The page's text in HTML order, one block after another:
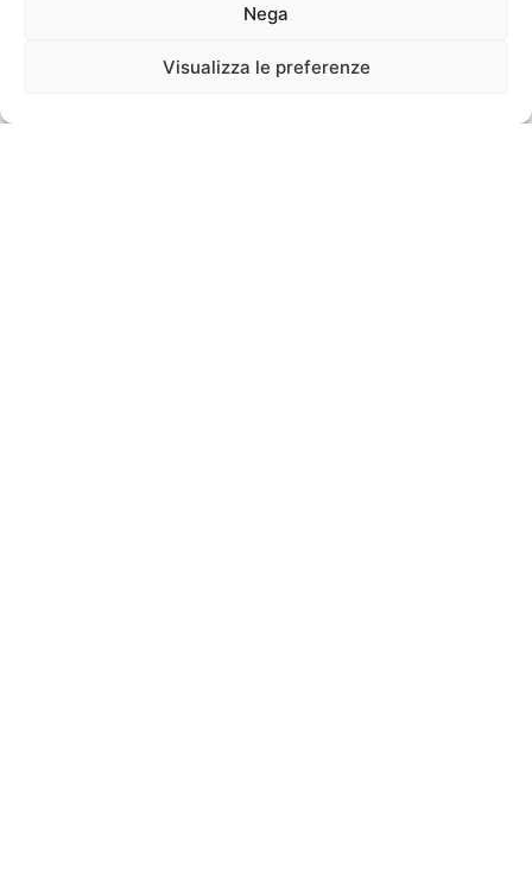
Nega
Visualizza le preferenze